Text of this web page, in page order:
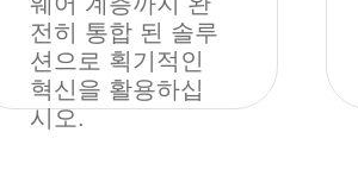
전히 통합 된 솔루
션으로 획기적인
혁신을 활용하십
시오.